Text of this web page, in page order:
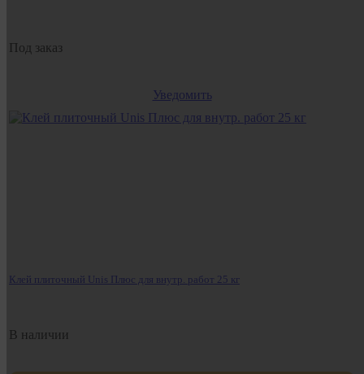
Под заказ
Уведомить
Клей плиточный Unis Плюс для внутр. работ 25 кг
В наличии